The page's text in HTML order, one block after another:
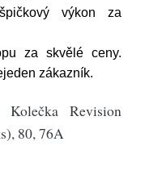
výkon za
za skvělé ceny.
zákazník.
Kolečka Revision
80, 76A